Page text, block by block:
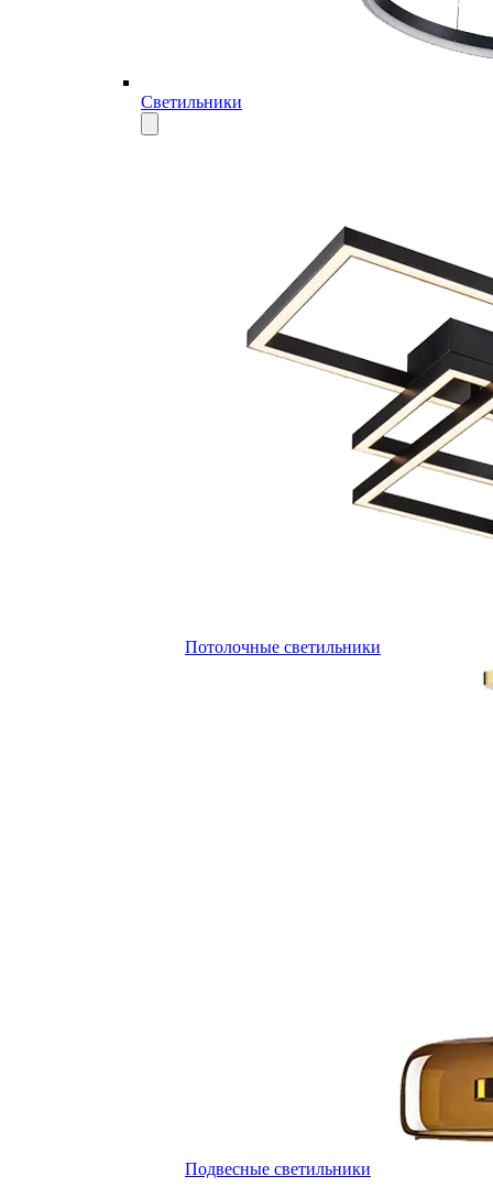
Светильники
Потолочные светильники
Подвесные светильники